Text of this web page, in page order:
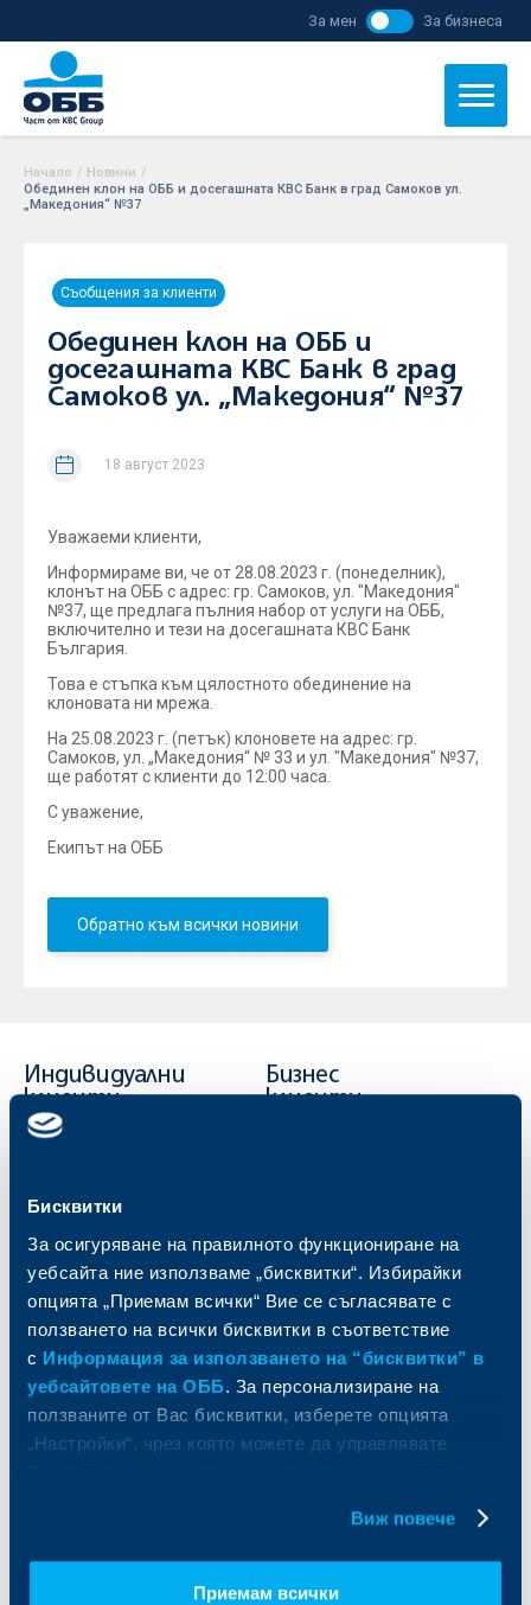
Бисквитки
За осигуряване на правилното функциониране на
уебсайта ние използваме „бисквитки“. Избирайки
опцията „Приемам всички“ Вие се съгласявате с
ползването на всички бисквитки в съответствие
с Информация за използването на “бисквитки” в
уебсайтовете на ОББ. За персонализиране на
ползваните от Вас бисквитки, изберете опцията
„Настройки“, чрез която можете да управлявате
Виж повече
Приемам всички
За мен За бизнеса
Начало / Новини /
Обединен клон на ОББ и досегашната КBC Банк в град Самоков ул.
„Македония“ №37
Съобщения за клиенти
Обединен клон на ОББ и
досегашната КBC Банк в град
Самоков ул. „Македония“ №37
18 август 2023
Уважаеми клиенти,
Информираме ви, че от 28.08.2023 г. (понеделник),
клонът на ОББ с адрес: гр. Самоков, ул. "Македония"
№37, ще предлага пълния набор от услуги на ОББ,
включително и тези на досегашната КВС Банк
България.
Това е стъпка към цялостното обединение на
клоновата ни мрежа.
На 25.08.2023 г. (петък) клоновете на адрес: гр.
Самоков, ул. „Македония“ № 33 и ул. "Македония" №37,
ще работят с клиенти до 12:00 часа.
С уважение,
Екипът на ОББ
Обратно към всички новини
Индивидуални
клиенти
Кредити
Спестявания и инвестиции
Частно банкиране
Бизнес
клиенти
ПОС терминали
Пазари, инвестиционно банкиране
и попечителски услуги
Факторинг
Кредити за собственици на фирми
Финансови институции и суверени
За ОББ
Управление
Европейско финансиране
Групата на KBC
ОББ Пенсионно осигуряване
ОББ Асет мениджмънт